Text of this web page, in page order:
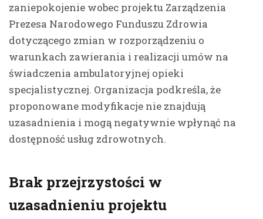
zaniepokojenie wobec projektu Zarządzenia
Prezesa Narodowego Funduszu Zdrowia
dotyczącego zmian w rozporządzeniu o
warunkach zawierania i realizacji umów na
świadczenia ambulatoryjnej opieki
specjalistycznej. Organizacja podkreśla, że
proponowane modyfikacje nie znajdują
uzasadnienia i mogą negatywnie wpłynąć na
dostępność usług zdrowotnych.
Brak przejrzystości w
uzasadnieniu projektu